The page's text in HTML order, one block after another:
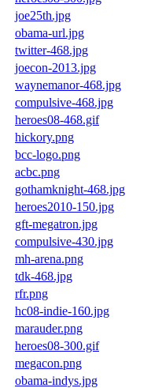
joe25th.jpg
obama-url.jpg
twitter-468.jpg
joecon-2013.jpg
waynemanor-468.jpg
compulsive-468.jpg
heroes08-468.gif
hickory.png
bcc-logo.png
acbc.png
gothamknight-468.jpg
heroes2010-150.jpg
gft-megatron.jpg
compulsive-430.jpg
mh-arena.png
tdk-468.jpg
rfr.png
hc08-indie-160.jpg
marauder.png
heroes08-300.gif
megacon.png
obama-indys.jpg